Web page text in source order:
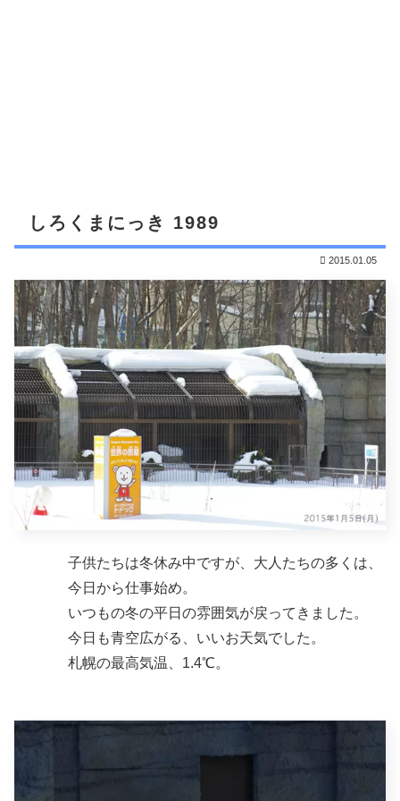
しろくまにっき 1989
2015.01.05
子供たちは冬休み中ですが、大人たちの多くは、
今日から仕事始め。
いつもの冬の平日の雰囲気が戻ってきました。
今日も青空広がる、いいお天気でした。
札幌の最高気温、1.4℃。